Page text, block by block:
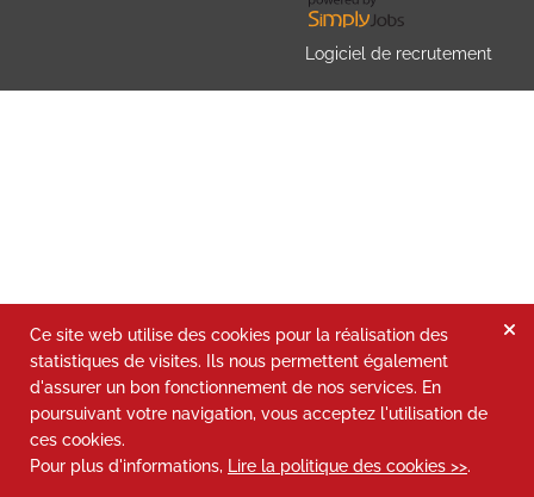
Ce site web utilise des cookies pour la réalisation des
statistiques de visites. Ils nous permettent également
d'assurer un bon fonctionnement de nos services. En
poursuivant votre navigation, vous acceptez l'utilisation de
ces cookies.
Pour plus d'informations, Lire la politique des cookies >>.
Logiciel de recrutement